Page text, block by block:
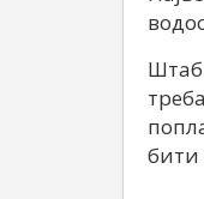
Штаб
бити